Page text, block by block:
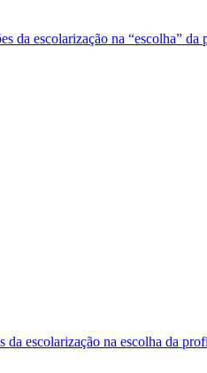
da escolarização na “escolha” da
escolarização na escolha da